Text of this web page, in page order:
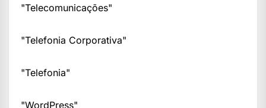
"Telecomunicações"
"Telefonia Corporativa"
"Telefonia"
"WordPress"